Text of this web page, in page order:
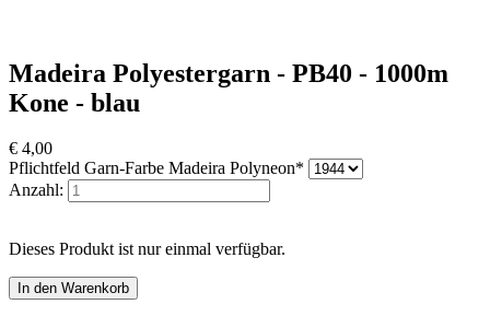
Madeira Polyestergarn - PB40 - 1000m
Kone - blau
€ 4,00
Pflichtfeld Garn-Farbe Madeira Polyneon*
Anzahl:
Dieses Produkt ist nur einmal verfügbar.